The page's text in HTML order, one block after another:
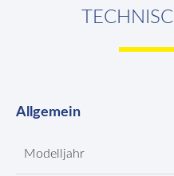
Allgemein
Modelljahr